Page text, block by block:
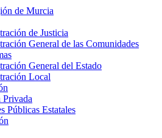
de Murcia
de Justicia
General de las Comunidades
General del Estado
Local
Privada
Públicas Estatales